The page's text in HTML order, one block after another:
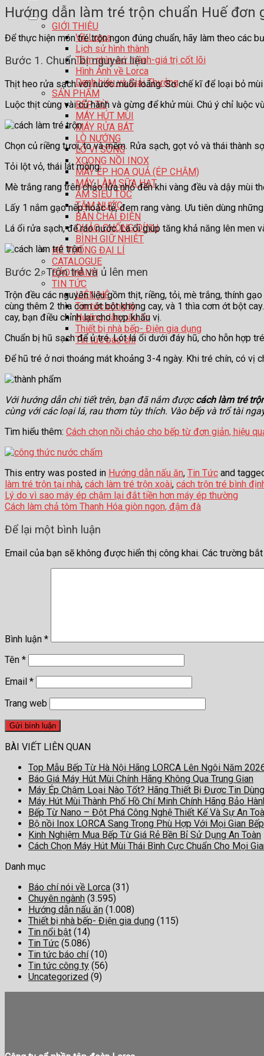
GIỚI THIỆU
Về Lorca
Lịch sử hình thành
Tầm nhìn-sứ mệnh-giá trị cốt lõi
Hình Ảnh về Lorca
Danh hiệu và Giải Thưởng
SẢN PHẨM
BẾP TỪ
MÁY HÚT MÙI
MÁY RỬA BÁT
LÒ NƯỚNG
LÒ VI SÓNG
XOONG NỒI INOX
MÁY ÉP HOA QUẢ (ÉP CHẬM)
MÁY LÀM SỮA HẠT
ẤM SIÊU TỐC
TĂM NƯỚC
BÀN CHẢI ĐIỆN
CHẢO CHỐNG DÍNH
BÌNH GIỮ NHIỆT
HỆ THỐNG ĐẠI LÍ
CATALOGUE
BẢO HÀNH
TIN TỨC
LIÊN HỆ
Tin tức công ty
Hướng dẫn nấu ăn
Thiết bị nhà bếp- Điện gia dụng
Tin tức báo chí
Hướng dẫn làm tré trộn chuẩn Huế đơn
Để thực hiện món tré trộn ngon đúng chuẩn, hãy làm theo các
Bước 1. Chuẩn bị nguyên liệu
Thịt heo rửa sạch với nước muối loãng. Sơ chế kĩ để loại bỏ
Luộc thịt cùng vài củ hành và gừng để khử mùi. Chú ý chỉ luộc
Chọn củ riềng tươi, to và mềm. Rửa sạch, gọt vỏ và thái thành
Tỏi lột vỏ, thái lát mỏng.
Mè trắng rang trên chảo lửa nhỏ đến khi vàng đều và dậy mùi
Lấy 1 nắm gạo nếp hoặc tẻ, đem rang vàng. Ưu tiên dùng
Lá ổi rửa sạch, để ráo nước. Lá ổi giúp tăng khả năng lên men
Bước 2. Trộn tré và ủ lên men
Trộn đều các nguyên liệu gồm thịt, riềng, tỏi, mè trắng, thính
cùng thêm 2 thìa cơm ớt bột không cay, và 1 thìa cơm ớt bột
cay, bạn điều chỉnh lại cho hợp khẩu vị.
Chuẩn bị hũ sạch để ủ tré. Lót lá ổi dưới đáy hũ, cho hỗn hợp
Để hũ tré ở nơi thoáng mát khoảng 3-4 ngày. Khi tré chín, có vị
Với hướng dẫn chi tiết trên, bạn đã nắm đượccách làm tré
cùng với các loại lá, rau thơm tùy thích. Vào bếp và trổ tài
Tìm hiểu thêm: Cách chọn nồi chảo cho bếp từ đơn giản, hiệu
This entry was posted in Hướng dẫn nấu ăn, Tin Tức and
làm tré trộn tại nhà, cách làm tré trộn xoài, cách trộn tré bình
Lý do vì sao máy ép chậm lại đắt tiền hơn máy ép thường
Cách làm chả tôm Thanh Hóa giòn ngon, đậm đà
Để lại một bình luận
Email của bạn sẽ không được hiển thị công khai. Các trường
Bình luận *
Tên *
Email *
Trang web
BÀI VIẾT LIÊN QUAN
Top Mẫu Bếp Từ Hà Nội Hãng LORCA Lên Ngôi Năm
Báo Giá Máy Hút Mùi Chính Hãng Không Qua Trung Gian
Máy Ép Chậm Loại Nào Tốt? Hãng Thiết Bị Được Tin
Máy Hút Mùi Thành Phố Hồ Chí Minh Chính Hãng Bảo
Bếp Từ Nano – Đột Phá Công Nghệ Thiết Kế Và Sự An
Bộ nồi Inox LORCA Sang Trọng Phù Hợp Với Mọi Gian Bếp
Kinh Nghiệm Mua Bếp Từ Giá Rẻ Bền Bỉ Sử Dụng An Toàn
Cách Chọn Máy Hút Mùi Thái Bình Cực Chuẩn Cho Mọi
Danh mục
Báo chí nói về Lorca (31)
Chuyên ngành (3.595)
Hướng dẫn nấu ăn (1.008)
Thiết bị nhà bếp- Điện gia dụng (115)
Tin nổi bật (14)
Tin Tức (5.086)
Tin tức báo chí(10)
Tin tức công ty (56)
Uncategorized (9)